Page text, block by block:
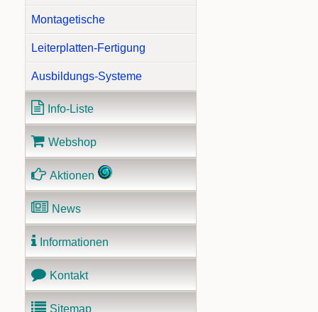
Montagetische
Leiterplatten-Fertigung
Ausbildungs-Systeme
Info-Liste
Webshop
Aktionen
News
Informationen
Kontakt
Sitemap